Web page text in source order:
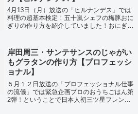
4月13日（月）放送の「ヒルナンデス」では
料理の超基本検定！五十嵐シェフの梅豚おに
ぎりの作り方を紹介していました！おにぎり
岸田周三・サンテサンスのじゃがい
もグラタンの作り方【プロフェッシ
ョナル】
５月１２日放送の「プロフェッショナル仕事
の流儀」では緊急企画プロのおうちごはん第
2弾！ということで日本人初三ツ星フレンチ